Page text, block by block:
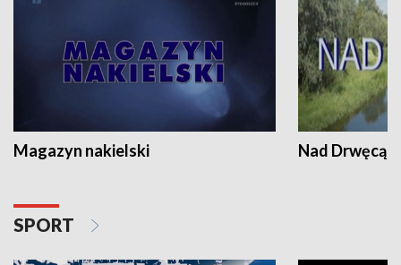
Magazyn nakielski Nad Drwęcą
SPORT